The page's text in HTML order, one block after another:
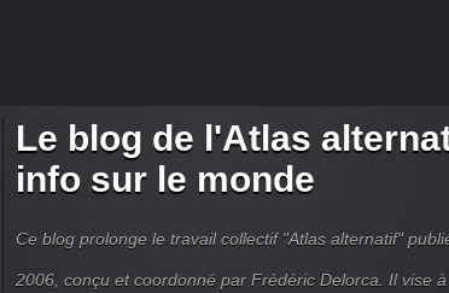
Le blog de l'Atlas
info sur le monde
Ce blog prolonge le travail collectif "Atlas alternatif"
2006, conçu et coordonné par Frédéric Delorca. Il vise